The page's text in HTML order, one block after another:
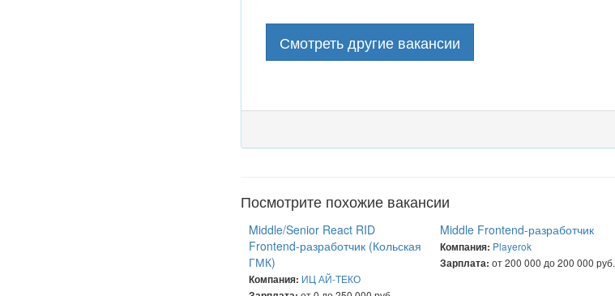
Смотреть другие вакансии
Посмотрите похожие вакансии
Middle/Senior React RID
Frontend-разработчик (Кольская
ГМК)
Компания: ИЦ АЙ-ТЕКО
Middle Frontend-разработчик
Компания: Playerok
Зарплата: от 200 000 до 200 000 руб.